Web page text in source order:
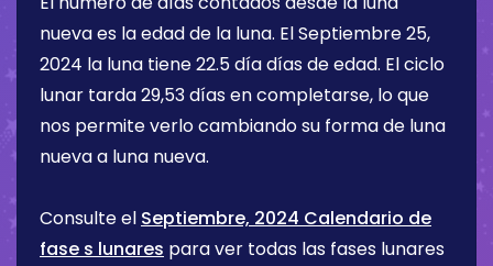
nueva es la edad de la luna. ElSeptiembre 25,
2024 la luna tiene22.5 díadías de edad. El ciclo
lunar tarda 29,53 días en completarse, lo que
nos permite verlo cambiando su forma de luna
nueva a luna nueva.
Consulte el Septiembre, 2024 Calendario de
fase s lunares para ver todas las fases lunares